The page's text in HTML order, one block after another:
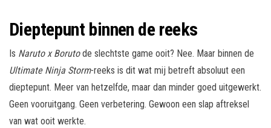
Dieptepunt binnen de reeks
Is Naruto x Borutode slechtste game ooit? Nee. Maar binnen de
Ultimate Ninja Storm-reeks is dit wat mij betreft absoluut een
dieptepunt. Meer van hetzelfde, maar dan minder goed uitgewerkt.
Geen vooruitgang. Geen verbetering. Gewoon een slap aftreksel
van wat ooit werkte.